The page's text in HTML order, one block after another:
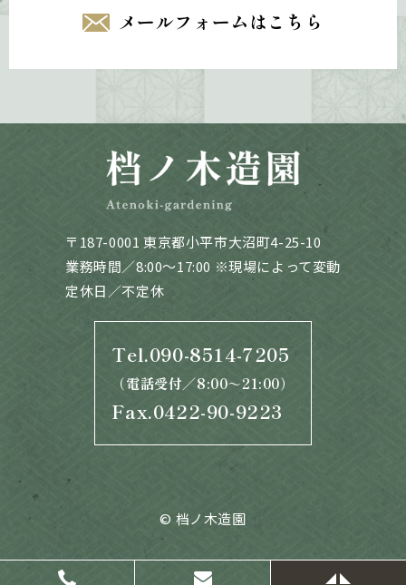
メールフォームはこちら
〒187-0001 東京都小平市大沼町4-25-10
業務時間／8:00～17:00 ※現場によって変動
定休日／不定休
Tel.090-8514-7205
（電話受付／8:00～21:00）
Fax.0422-90-9223
© 档ノ木造園